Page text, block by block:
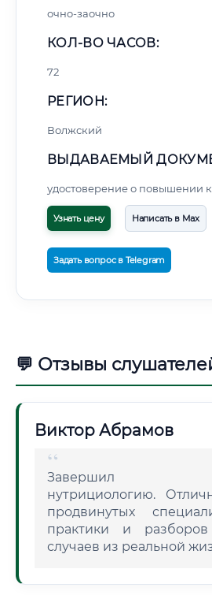
очно-заочно
КОЛ-ВО ЧАСОВ:
72
РЕГИОН:
Волжский
ВЫДАВАЕМЫЙ
удостоверение о повышении
Узнать цену Написать в Max
Задать вопрос в Telegram
💬 Отзывы
Виктор Абрамов
Завершил
нутрициологию.
продвинутых
практики и разборов
случаев из реальной